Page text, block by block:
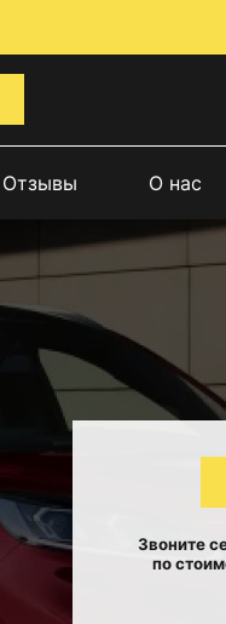
Отзывы О нас
Звоните
по